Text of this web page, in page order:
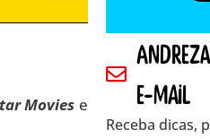
Movies e
e-mail
Receba dicas,